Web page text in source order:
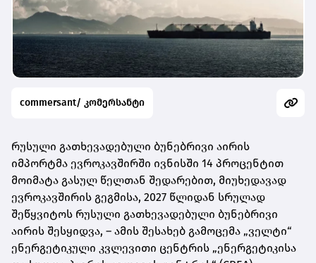
commersant/ კომერსანტი
რუსული გათხევადებული ბუნებრივი აირის
იმპორტმა ევროკავშირში ივნისში 14 პროცენტით
მოიმატა გასულ წელთან შედარებით, მიუხედავად
ევროკავშირის გეგმისა, 2027 წლიდან სრულად
შეწყვიტოს რუსული გათხევადებული ბუნებრივი
აირის შესყიდვა, – ამის შესახებ გამოცემა „ველტი“
ენერგეტიკული კვლევითი ცენტრის „ენერგეტიკისა